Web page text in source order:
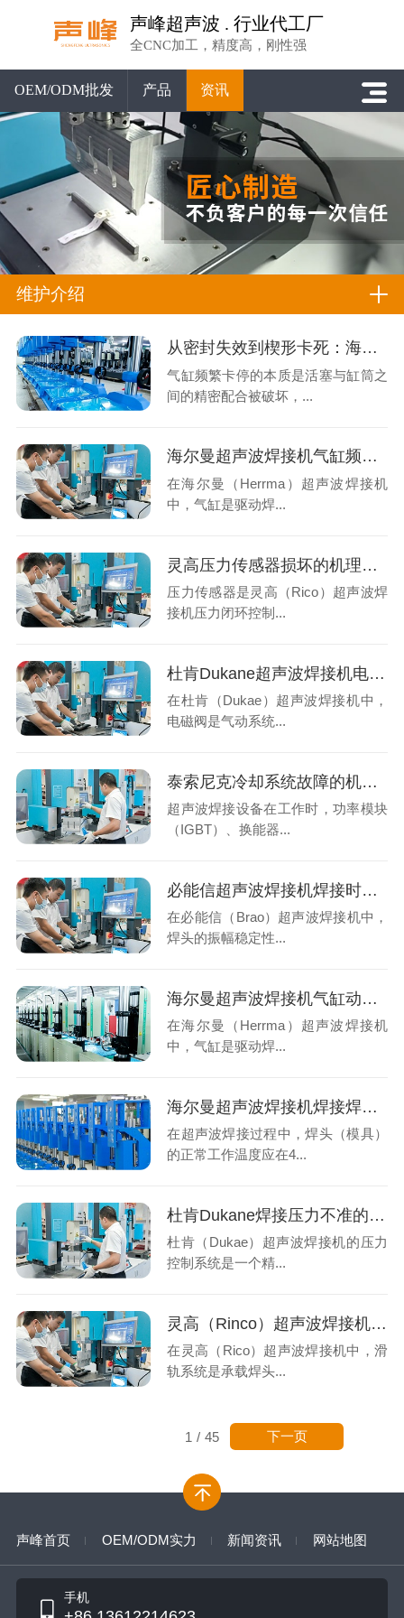
声峰超声波 . 行业代工厂
全CNC加工，精度高，刚性强
OEM/ODM批发 产品 资讯
维护介绍
从密封失效到楔形卡死：海尔曼气缸频繁卡停的机理分析与专业修复
气缸频繁卡停的本质是活塞与缸筒之
间的精密配合被破坏，...
海尔曼超声波焊接机气缸频繁卡停？系统性排查与专业解决方案
在海尔曼（Herrma）超声波焊接机
中，气缸是驱动焊...
灵高压力传感器损坏的机理分析与专业修复
压力传感器是灵高（Rico）超声波焊
接机压力闭环控制...
杜肯Dukane超声波焊接机电磁阀异常？系统性排查与专业解决方案
在杜肯（Dukae）超声波焊接机中，
电磁阀是气动系统...
泰索尼克冷却系统故障的机理分析与专业修复
超声波焊接设备在工作时，功率模块
（IGBT）、换能器...
必能信超声波焊接机焊接时焊头振幅偏移？系统性排查与专业解决方案
在必能信（Brao）超声波焊接机中，
焊头的振幅稳定性...
海尔曼超声波焊接机气缸动作慢？系统性排查与专业解决方案
在海尔曼（Herrma）超声波焊接机
中，气缸是驱动焊...
海尔曼超声波焊接机焊接焊头温度过高？
在超声波焊接过程中，焊头（模具）
的正常工作温度应在4...
杜肯Dukane焊接压力不准的技术解析与专业修复
杜肯（Dukae）超声波焊接机的压力
控制系统是一个精...
灵高（Rinco）超声波焊接机滑轨损坏？系统性排查与专业解决方案
在灵高（Rico）超声波焊接机中，滑
轨系统是承载焊头...
1 / 45 下一页
声峰首页 OEM/ODM实力 新闻资讯 网站地图
手机